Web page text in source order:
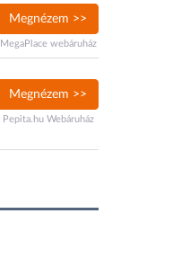
Megnézem >>
MegaPlace webáruház
Megnézem >>
Pepita.hu Webáruház